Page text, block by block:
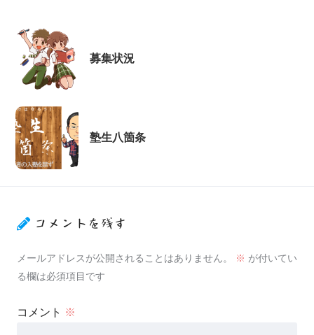
募集状況
塾生八箇条
コメントを残す
メールアドレスが公開されることはありません。 ※ が付いてい
る欄は必須項目です
コメント ※